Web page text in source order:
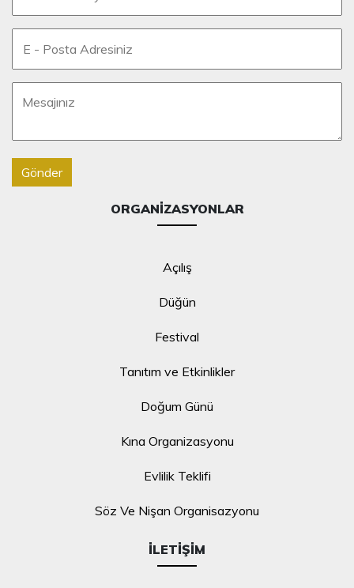
Gönder
ORGANIZASYONLAR
Açılış
Düğün
Festival
Tanıtım ve Etkinlikler
Doğum Günü
Kına Organizasyonu
Evlilik Teklifi
Söz Ve Nişan Organisazyonu
İLETIŞIM